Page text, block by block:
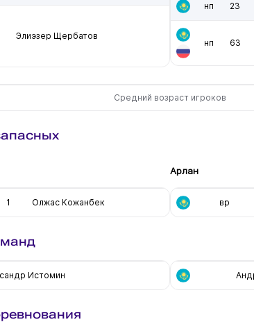
Элиэзер Щербатов
нп 23
нп 63
Средний возраст игроков
1 Олжас Кожанбек
Арлан
вр
Истомин